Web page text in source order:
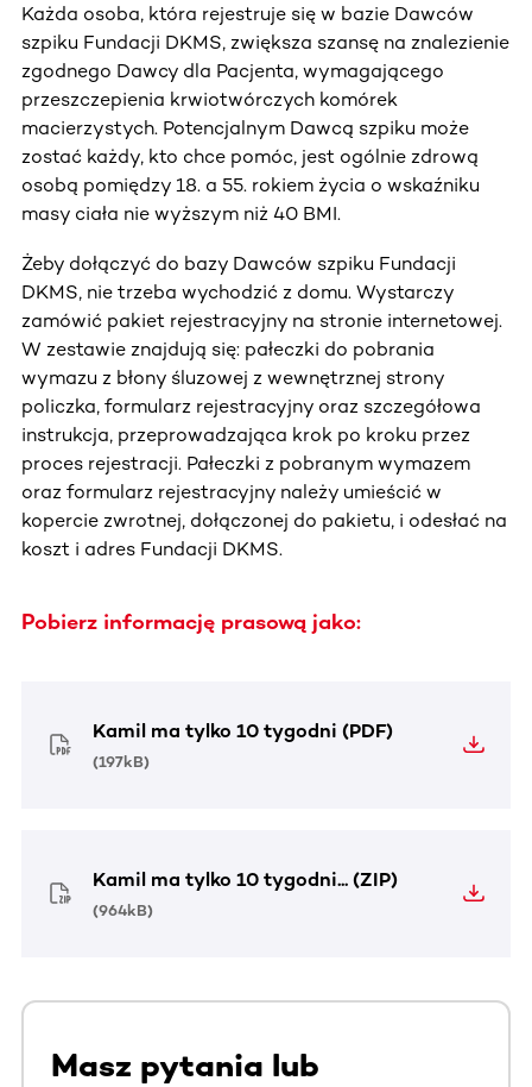
Każda osoba, która rejestruje się w bazie Dawców
szpiku Fundacji DKMS, zwiększa szansę na znalezienie
zgodnego Dawcy dla Pacjenta, wymagającego
przeszczepienia krwiotwórczych komórek
macierzystych. Potencjalnym Dawcą szpiku może
zostać każdy, kto chce pomóc, jest ogólnie zdrową
osobą pomiędzy 18. a 55. rokiem życia o wskaźniku
masy ciała nie wyższym niż 40 BMI.
Żeby dołączyć do bazy Dawców szpiku Fundacji
DKMS, nie trzeba wychodzić z domu. Wystarczy
zamówić pakiet rejestracyjny na stronie internetowej.
W zestawie znajdują się: pałeczki do pobrania
wymazu z błony śluzowej z wewnętrznej strony
policzka, formularz rejestracyjny oraz szczegółowa
instrukcja, przeprowadzająca krok po kroku przez
proces rejestracji. Pałeczki z pobranym wymazem
oraz formularz rejestracyjny należy umieścić w
kopercie zwrotnej, dołączonej do pakietu, i odesłać na
koszt i adres Fundacji DKMS.
Pobierz informację prasową jako:
Kamil ma tylko 10 tygodni (PDF)
(197kB)
Kamil ma tylko 10 tygodni... (ZIP)
(964kB)
Masz pytania lub